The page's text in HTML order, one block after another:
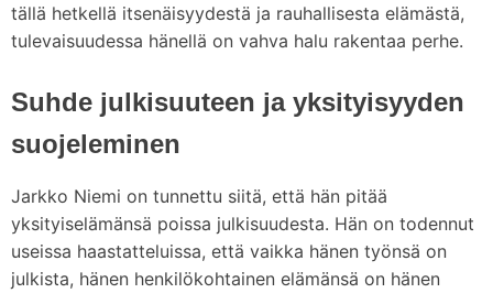
tällä hetkellä itsenäisyydestä ja rauhallisesta elämästä,
tulevaisuudessa hänellä on vahva halu rakentaa perhe.
Suhde julkisuuteen ja yksityisyyden
suojeleminen
Jarkko Niemi on tunnettu siitä, että hän pitää
yksityiselämänsä poissa julkisuudesta. Hän on todennut
useissa haastatteluissa, että vaikka hänen työnsä on
julkista, hänen henkilökohtainen elämänsä on hänen